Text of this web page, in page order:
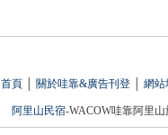
首頁│ 關於哇靠&廣告刊登│ 網站
阿里山民宿-WACOW哇靠阿里山